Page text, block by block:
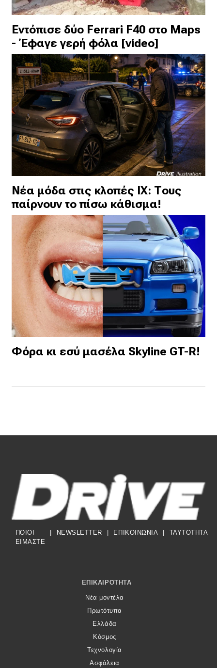
Εντόπισε δύο Ferrari F40 στο Maps
- Έφαγε γερή φόλα [video]
Νέα μόδα στις κλοπές ΙΧ: Τους
παίρνουν το πίσω κάθισμα!
Φόρα κι εσύ μασέλα Skyline GT-R!
ΠΟΙΟΙ
ΕΙΜΑΣΤΕ
NEWSLETTER ΕΠΙΚΟΙΝΩΝΙΑ TAYTOTHTA
Footer Menu
ΕΠΙΚΑΙΡΌΤΗΤΑ
Νέα μοντέλα
Πρωτότυπα
Ελλάδα
Κόσμος
Τεχνολογία
Ασφάλεια